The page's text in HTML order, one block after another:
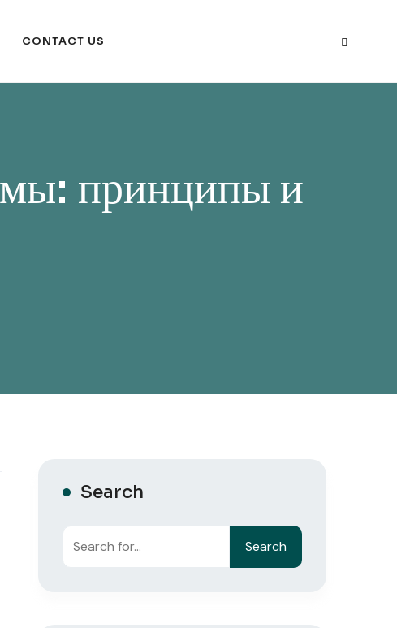
CONTACT US
принципы и
Search
Search